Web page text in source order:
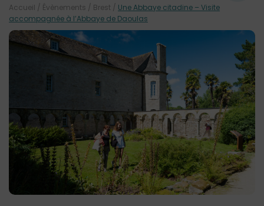
Accueil / Évènements / Brest / Une Abbaye citadine – Visite
accompagnée à l’Abbaye de Daoulas